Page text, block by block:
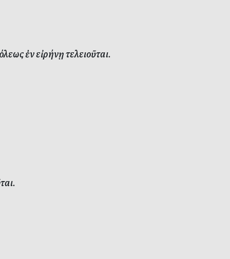
ἐν εἰρήνῃ τελειοῦται.